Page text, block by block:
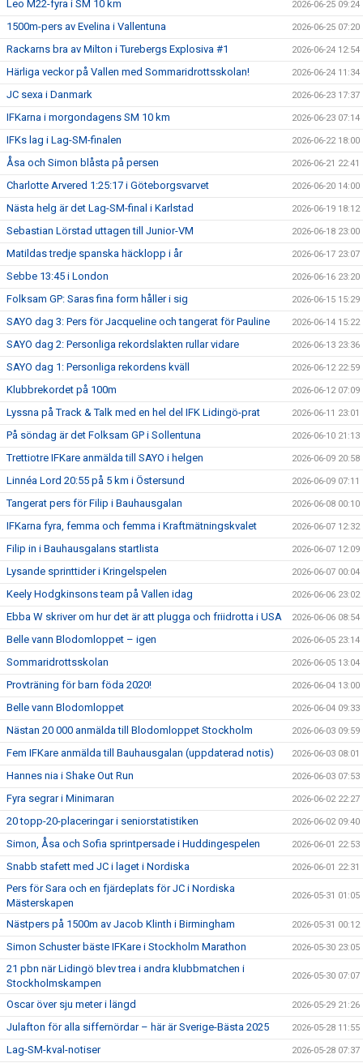
Leo M22-fyra i SM 10 km 2026-06-25 09:24
1500m-pers av Evelina i Vallentuna 2026-06-25 07:20
Rackarns bra av Milton i Turebergs Explosiva #1 2026-06-24 12:54
Härliga veckor på Vallen med Sommaridrottsskolan! 2026-06-24 11:34
JC sexa i Danmark 2026-06-23 17:37
IFKarna i morgondagens SM 10 km 2026-06-23 07:14
IFKs lag i Lag-SM-finalen 2026-06-22 18:00
Åsa och Simon blåsta på persen 2026-06-21 22:41
Charlotte Arvered 1:25:17 i Göteborgsvarvet 2026-06-20 14:00
Nästa helg är det Lag-SM-final i Karlstad 2026-06-19 18:12
Sebastian Lörstad uttagen till Junior-VM 2026-06-18 23:00
Matildas tredje spanska häcklopp i år 2026-06-17 23:07
Sebbe 13:45 i London 2026-06-16 23:20
Folksam GP: Saras fina form håller i sig 2026-06-15 15:29
SAYO dag 3: Pers för Jacqueline och tangerat för Pauline 2026-06-14 15:22
SAYO dag 2: Personliga rekordslakten rullar vidare 2026-06-13 23:36
SAYO dag 1: Personliga rekordens kväll 2026-06-12 22:59
Klubbrekordet på 100m 2026-06-12 07:09
Lyssna på Track & Talk med en hel del IFK Lidingö-prat 2026-06-11 23:01
På söndag är det Folksam GP i Sollentuna 2026-06-10 21:13
Trettiotre IFKare anmälda till SAYO i helgen 2026-06-09 20:58
Linnéa Lord 20:55 på 5 km i Östersund 2026-06-09 07:11
Tangerat pers för Filip i Bauhausgalan 2026-06-08 00:10
IFKarna fyra, femma och femma i Kraftmätningskvalet 2026-06-07 12:32
Filip in i Bauhausgalans startlista 2026-06-07 12:09
Lysande sprinttider i Kringelspelen 2026-06-07 00:04
Keely Hodgkinsons team på Vallen idag 2026-06-06 23:02
Ebba W skriver om hur det är att plugga och friidrotta i USA 2026-06-06 08:54
Belle vann Blodomloppet – igen 2026-06-05 23:14
Sommaridrottsskolan 2026-06-05 13:04
Provträning för barn föda 2020! 2026-06-04 13:00
Belle vann Blodomloppet 2026-06-04 09:33
Nästan 20 000 anmälda till Blodomloppet Stockholm 2026-06-03 09:59
Fem IFKare anmälda till Bauhausgalan (uppdaterad notis) 2026-06-03 08:01
Hannes nia i Shake Out Run 2026-06-03 07:53
Fyra segrar i Minimaran 2026-06-02 22:27
20 topp-20-placeringar i seniorstatistiken 2026-06-02 09:40
Simon, Åsa och Sofia sprintpersade i Huddingespelen 2026-06-01 22:53
Snabb stafett med JC i laget i Nordiska 2026-06-01 22:31
Pers för Sara och en fjärdeplats för JC i Nordiska
Mästerskapen
2026-05-31 01:05
Nästpers på 1500m av Jacob Klinth i Birmingham 2026-05-31 00:12
Simon Schuster bäste IFKare i Stockholm Marathon 2026-05-30 23:05
21 pbn när Lidingö blev trea i andra klubbmatchen i
Stockholmskampen
2026-05-30 07:07
Oscar över sju meter i längd 2026-05-29 21:26
Julafton för alla siffernördar – här är Sverige-Bästa 2025 2026-05-28 11:55
Lag-SM-kval-notiser 2026-05-28 07:37